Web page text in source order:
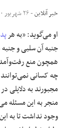
مقالات
خبر آنلاین- ۲۶ شهریور ۱۴۰۰
او می‌گوید: «به هر
جنبه آن سلبی و
همچون منع
چه کسانی
مجبورند به دلایلی
منجر به این مسئله
وجود نداشت تا به